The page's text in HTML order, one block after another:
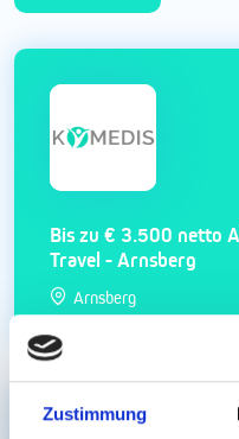
Zustimmung
Bis zu € 3.500 netto
Travel - Arnsberg
Arnsberg